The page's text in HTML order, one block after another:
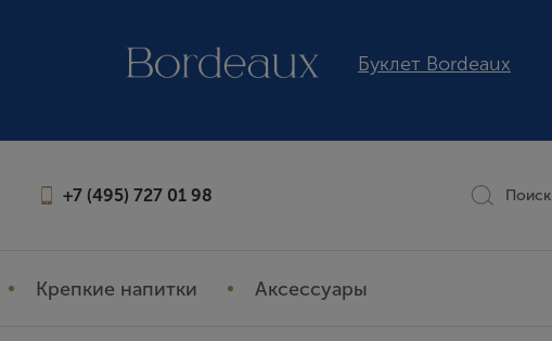
Буклет Bordeaux
+7 (495) 727 01 98 Поиск
Крепкие напитки Аксессуары